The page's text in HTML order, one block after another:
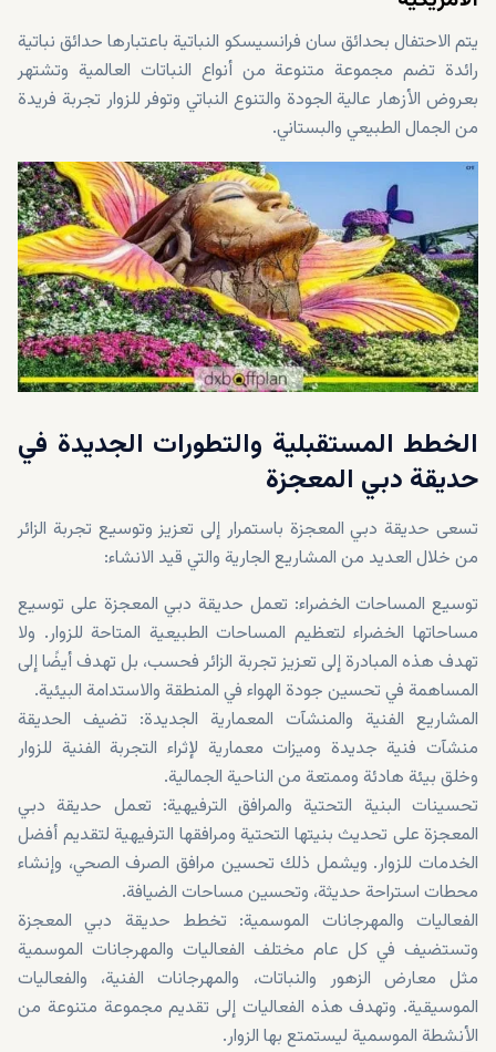
يتم الاحتفال بحدائق سان فرانسيسكو النباتية باعتبارها حدائق نباتية
رائدة تضم مجموعة متنوعة من أنواع النباتات العالمية وتشتهر
بعروض الأزهار عالية الجودة والتنوع النباتي وتوفر للزوار تجربة فريدة
من الجمال الطبيعي والبستاني.
الخطط المستقبلية والتطورات الجديدة في
حديقة دبي المعجزة
تسعى حديقة دبي المعجزة باستمرار إلى تعزيز وتوسيع تجربة الزائر
من خلال العديد من المشاريع الجارية والتي قيد الانشاء:
توسيع المساحات الخضراء: تعمل حديقة دبي المعجزة على توسيع
مساحاتها الخضراء لتعظيم المساحات الطبيعية المتاحة للزوار. ولا
تهدف هذه المبادرة إلى تعزيز تجربة الزائر فحسب، بل تهدف أيضًا إلى
المساهمة في تحسين جودة الهواء في المنطقة والاستدامة البيئية.
المشاريع الفنية والمنشآت المعمارية الجديدة: تضيف الحديقة
منشآت فنية جديدة وميزات معمارية لإثراء التجربة الفنية للزوار
وخلق بيئة هادئة وممتعة من الناحية الجمالية.
تحسينات البنية التحتية والمرافق الترفيهية: تعمل حديقة دبي
المعجزة على تحديث بنيتها التحتية ومرافقها الترفيهية لتقديم أفضل
الخدمات للزوار. ويشمل ذلك تحسين مرافق الصرف الصحي، وإنشاء
محطات استراحة حديثة، وتحسين مساحات الضيافة.
الفعاليات والمهرجانات الموسمية: تخطط حديقة دبي المعجزة
وتستضيف في كل عام مختلف الفعاليات والمهرجانات الموسمية
مثل معارض الزهور والنباتات، والمهرجانات الفنية، والفعاليات
الموسيقية. وتهدف هذه الفعاليات إلى تقديم مجموعة متنوعة من
الأنشطة الموسمية ليستمتع بها الزوار.